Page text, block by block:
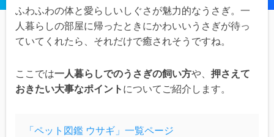
ふわふわの体と愛らしいしぐさが魅力的なうさぎ。一
人暮らしの部屋に帰ったときにかわいいうさぎが待っ
ていてくれたら、それだけで癒されそうですね。
ここでは一人暮らしでのうさぎの飼い方や、 押さえて
おきたい大事なポイント についてご紹介します。
「ペット図鑑 ウサギ」一覧ページ